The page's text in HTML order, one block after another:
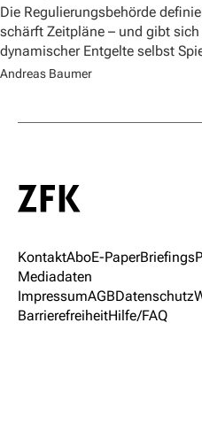
Die Regulierungsbehörde
schärft Zeitpläne – und gibt
dynamischer Entgelte selbst
Andreas Baumer
KontaktAboE-PaperBriefings
Mediadaten
ImpressumAGBDatenschutz
BarrierefreiheitHilfe/FAQ